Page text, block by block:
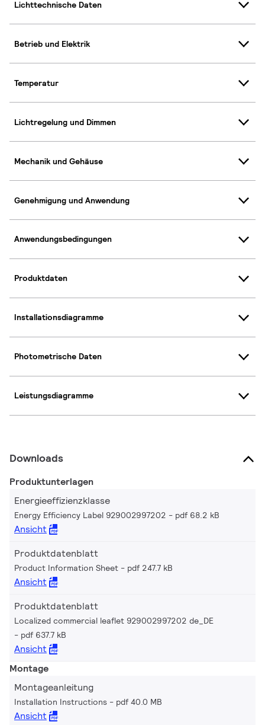
Lichttechnische Daten
Betrieb und Elektrik
Temperatur
Lichtregelung und Dimmen
Mechanik und Gehäuse
Genehmigung und Anwendung
Anwendungsbedingungen
Produktdaten
Installationsdiagramme
Photometrische Daten
Leistungsdiagramme
Downloads
Produktunterlagen
Energieeffizienzklasse
Energy Efficiency Label 929002997202 pdf 68.2 kB
Ansicht
Produktdatenblatt
Product Information Sheet pdf 247.7 kB
Ansicht
Produktdatenblatt
Localized commercial leaflet 929002997202 de_DE
pdf 637.7 kB
Ansicht
Montage
Montageanleitung
Installation Instructions pdf 40.0 MB
Ansicht